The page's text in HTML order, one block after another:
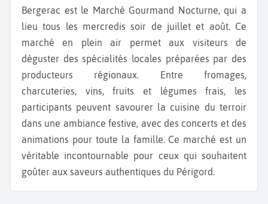
Bergerac est le Marché Gourmand Nocturne, qui a
lieu tous les mercredis soir de juillet et août. Ce
marché en plein air permet aux visiteurs de
déguster des spécialités locales préparées par des
producteurs régionaux. Entre fromages,
charcuteries, vins, fruits et légumes frais, les
participants peuvent savourer la cuisine du terroir
dans une ambiance festive, avec des concerts et des
animations pour toute la famille. Ce marché est un
véritable incontournable pour ceux qui souhaitent
goûter aux saveurs authentiques du Périgord.